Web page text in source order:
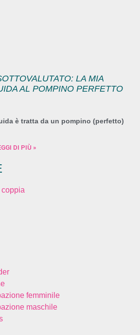
LA MIA
AL POMPINO PERFETTO
è tratta da un pompino (perfetto)
DI PIÙ »
femminile
maschile